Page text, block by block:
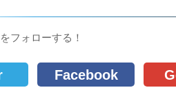
フォローする！
Facebook